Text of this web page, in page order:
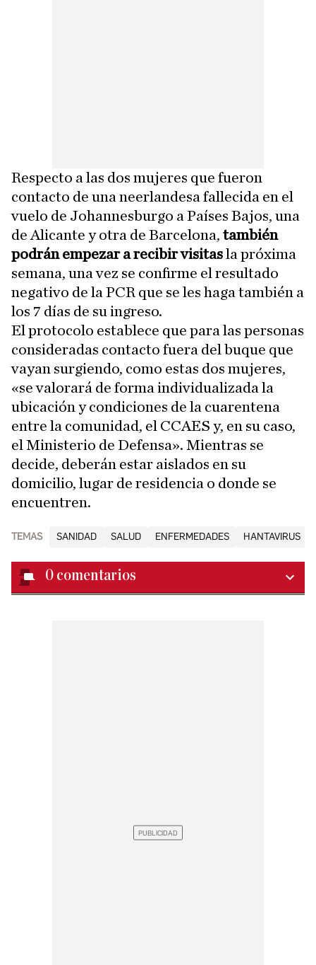
Respecto a las dos mujeres que fueron
contacto de una neerlandesa fallecida en el
vuelo de Johannesburgo a Países Bajos, una
de Alicante y otra de Barcelona, también
podrán empezar a recibir visitasla próxima
semana, una vez se confirme el resultado
negativo de la PCR que se les haga también a
los 7 días de su ingreso.
El protocolo establece que para las personas
consideradas contacto fuera del buque que
vayan surgiendo, como estas dos mujeres,
«se valorará de forma individualizada la
ubicación y condiciones de la cuarentena
entre la comunidad, el CCAES y, en su caso,
el Ministerio de Defensa». Mientras se
decide, deberán estar aislados en su
domicilio, lugar de residencia o donde se
encuentren.
TEMAS SANIDAD SALUD ENFERMEDADES HANTAVIRUS
0 comentarios